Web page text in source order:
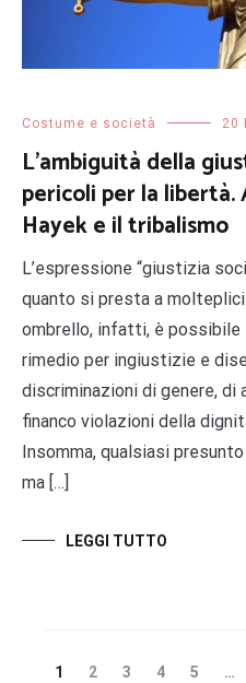
Costume e società 20
L’ambiguità della
pericoli per la
Hayek e il tribalismo
L’espressione “giustizia
quanto si presta a
ombrello, infatti, è possibile
rimedio per ingiustizie e
discriminazioni di genere, di
financo violazioni della
Insomma, qualsiasi
ma […]
LEGGI TUTTO
Navigazione
Pagina
1 Pagina
2 Pagina
3 Pagina
4 Pagina
5 …